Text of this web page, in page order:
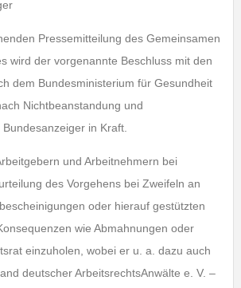
Pressemitteilung des Gemeinsamen
wird der vorgenannte Beschluss mit den
dem Bundesministerium für Gesundheit
Nichtbeanstandung und
in Kraft.
und Arbeitnehmern bei
des Vorgehens bei Zweifeln an
oder hierauf gestützten
wie Abmahnungen oder
einzuholen, wobei er u. a. dazu auch
deutscher ArbeitsrechtsAnwälte e. V. –